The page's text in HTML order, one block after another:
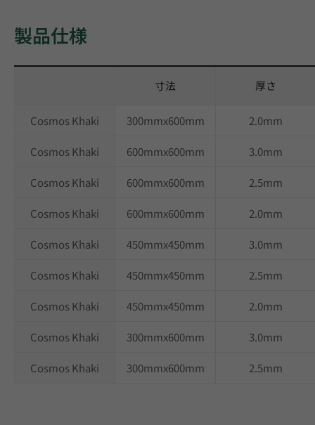
製品仕様
寸法 厚さ
Cosmos Khaki 300mmx600mm 2.0mm
Cosmos Khaki 600mmx600mm 3.0mm
Cosmos Khaki 600mmx600mm 2.5mm
Cosmos Khaki 600mmx600mm 2.0mm
Cosmos Khaki 450mmx450mm 3.0mm
Cosmos Khaki 450mmx450mm 2.5mm
Cosmos Khaki 450mmx450mm 2.0mm
Cosmos Khaki 300mmx600mm 3.0mm
Cosmos Khaki 300mmx600mm 2.5mm